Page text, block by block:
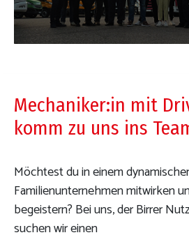
Mechaniker:in mit
komm zu uns ins
Möchtest du in einem
Familienunternehmen mitwirken
begeistern? Bei uns, der Birrer
suchen wir einen